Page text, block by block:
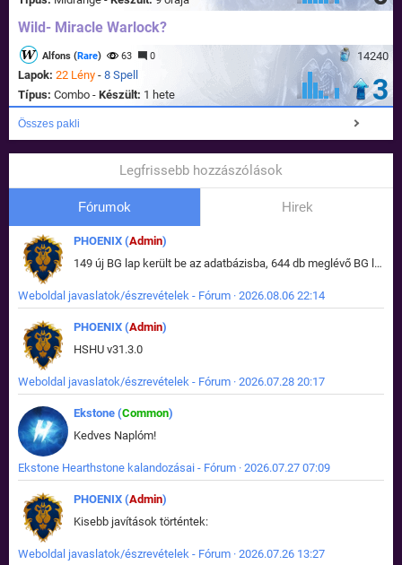
Wild- Miracle Warlock?
14240
Alfons (Rare) 63 0
Lapok: 22 Lény - 8 Spell
Típus: Combo - Készült: 1 hete 3
Összes pakli
Legfrissebb hozzászólások
Fórumok Hirek
PHOENIX (Admin)
149 új BG lap került be az adatbázisba, 644 db meglévő BG lap módosult, bekerültek az új képek a megváltozott lapokhoz is.
Weboldal javaslatok/észrevételek - Fórum · 2026.08.06 22:14
PHOENIX (Admin)
HSHU v31.3.0
Weboldal javaslatok/észrevételek - Fórum · 2026.07.28 20:17
Ekstone (Common)
Kedves Naplóm!
Ekstone Hearthstone kalandozásai - Fórum · 2026.07.27 07:09
PHOENIX (Admin)
Kisebb javítások történtek:
Weboldal javaslatok/észrevételek - Fórum · 2026.07.26 13:27